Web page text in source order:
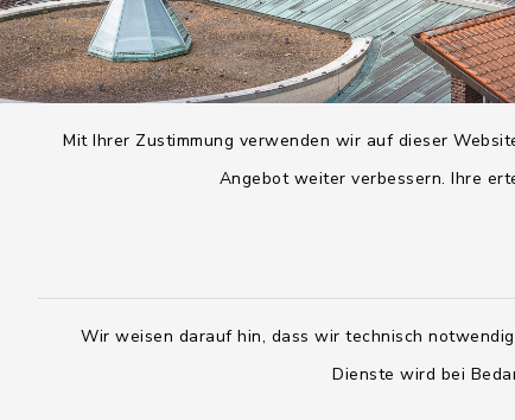
Mit Ihrer Zustimmung verwenden wir auf dieser
Angebot weiter verbessern. Ihre
Wir weisen darauf hin, dass wir technisch
Dienste wird bei